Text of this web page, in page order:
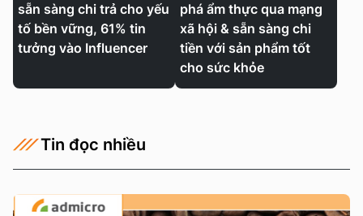
sẵn sàng chi trả cho yếu
tố bền vững, 61% tin
tưởng vào Influencer
phá ẩm thực qua mạng
xã hội & sẵn sàng chi
tiền với sản phẩm tốt
cho sức khỏe
Tin đọc nhiều